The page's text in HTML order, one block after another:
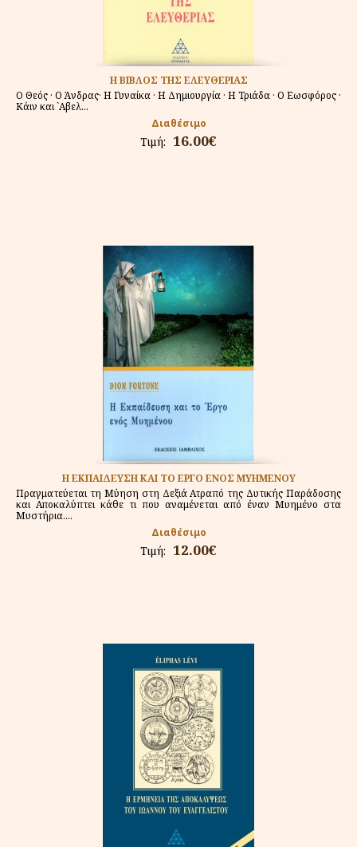
Η ΒΙΒΛΟΣ ΤΗΣ ΕΛΕΥΘΕΡΙΑΣ
Ο Θεός · Ο Άνδρας· Η Γυναίκα · Η Δημιουργία · Η Τριάδα · Ο Εωσφόρος ·
Κάιν και `Αβελ...
Διαθέσιμο
Τιμή: 16.00€
Η ΕΚΠΑΙΔΕΥΣΗ ΚΑΙ ΤΟ ΕΡΓΟ ΕΝΟΣ ΜΥΗΜΕΝΟΥ
Πραγματεύεται τη Μύηση στη Δεξιά Ατραπό της Δυτικής Παράδοσης
και Αποκαλύπτει κάθε τι που αναμένεται από έναν Μυημένο στα
Μυστήρια....
Διαθέσιμο
Τιμή: 12.00€